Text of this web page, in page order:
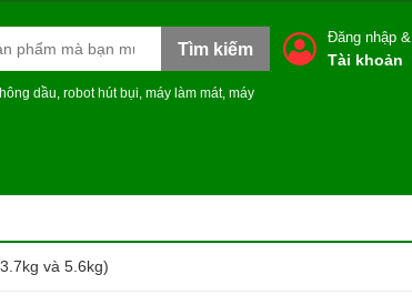
Tìm kiếm
dầu, robot hút bụi, máy làm mát, máy
Đăng nhập &
Tài khoản
và 5.6kg)